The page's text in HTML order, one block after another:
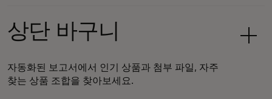
상단 바구니
자동화된 보고서에서 인기 상품과 첨부 파일, 자주
찾는 상품 조합을 찾아보세요.